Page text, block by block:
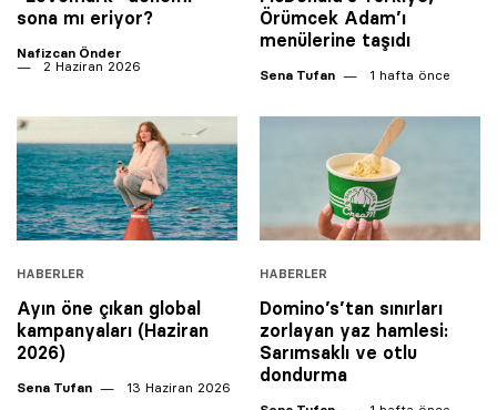
sona mı eriyor?
Nafizcan Önder
2 Haziran 2026
Örümcek Adam’ı
menülerine taşıdı
Sena Tufan 1 hafta önce
HABERLER
Ayın öne çıkan global
kampanyaları (Haziran
2026)
Sena Tufan 13 Haziran 2026
HABERLER
Domino’s’tan sınırları
zorlayan yaz hamlesi:
Sarımsaklı ve otlu
dondurma